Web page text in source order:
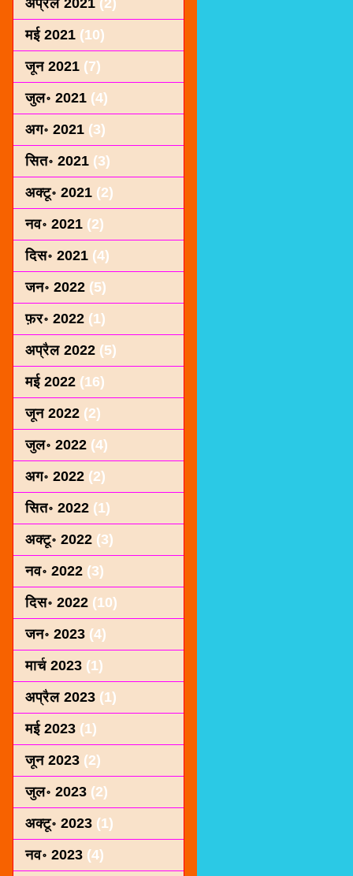
अप्रैल 2021 (2)
मई 2021 (10)
जून 2021 (7)
जुल॰ 2021 (4)
अग॰ 2021 (3)
सित॰ 2021 (3)
अक्टू॰ 2021 (2)
नव॰ 2021 (2)
दिस॰ 2021 (4)
जन॰ 2022 (5)
फ़र॰ 2022 (1)
अप्रैल 2022 (5)
मई 2022 (16)
जून 2022 (2)
जुल॰ 2022 (4)
अग॰ 2022 (2)
सित॰ 2022 (1)
अक्टू॰ 2022 (3)
नव॰ 2022 (3)
दिस॰ 2022 (10)
जन॰ 2023 (4)
मार्च 2023 (1)
अप्रैल 2023 (1)
मई 2023 (1)
जून 2023 (2)
जुल॰ 2023 (2)
अक्टू॰ 2023 (1)
नव॰ 2023 (4)